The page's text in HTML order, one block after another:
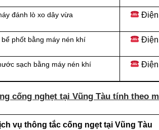
đánh lò xo dây vừa Điện
phốt bằng máy nén khí Điện
sạch bằng máy nén khí Điện
cống nghẹt tại Vũng Tàu tính theo
vụ thông tắc cống ngẹt tại Vũng Tàu